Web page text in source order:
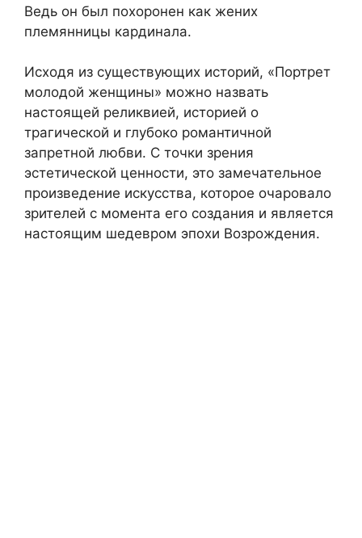
Ведь он был похоронен как жених
племянницы кардинала.
Исходя из существующих историй, «Портрет
молодой женщины» можно назвать
настоящей реликвией, историей о
трагической и глубоко романтичной
запретной любви. С точки зрения
эстетической ценности, это замечательное
произведение искусства, которое очаровало
зрителей с момента его создания и является
настоящим шедевром эпохи Возрождения.